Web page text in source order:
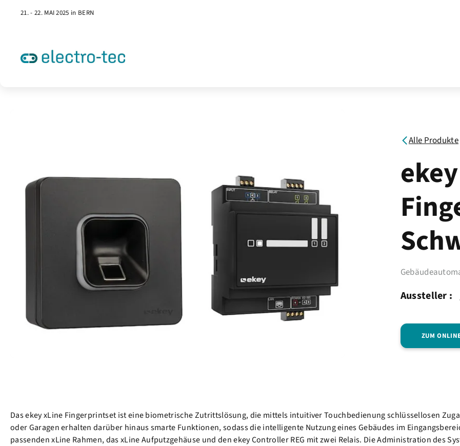
21. - 22. MAI 2025 in BERN
Alle Produkte
Aussteller :
ZUM
Das ekey xLine Fingerprintset ist eine biometrische Zutrittslösung, die mittels intuitiver Touchbedienung schlüssellosen
oder Garagen erhalten darüber hinaus smarte Funktionen, sodass die intelligente Nutzung eines Gebäudes im
passenden xLine Rahmen, das xLine Aufputzgehäuse und den ekey Controller REG mit zwei Relais. Die Administration des